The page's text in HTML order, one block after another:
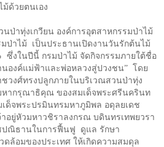
ด้วยตนเอง
ป่าทุ่งเกวียน องค์การอุตสาหกรรมป่าไม้
าไม้ เป็นประธานเปิดงานวันรักต้นไม้
งในปีนี้ กรมป่าไม้ จัดกิจกรรมภายใต้ชื่อ
องค์แม่ฟ้าและพ่อหลวงสู่ปวงชน”
โดย
วงศ์ทรงปลูกภายในบริเวณสวนป่าทุ่ง
หากรุณาธิคุณ ของสมเด็จพระศรีนครินท
ด็จพระปรมินทรมหาภูมิพล อดุลยเดช
อยู่หัวมหาวชิราลงกรณ บดินทรเทพยวรา
ปณิธานในการฟื้นฟู ดูแล รักษา
ล้อมของประเทศ ให้เกิดความสมดุล